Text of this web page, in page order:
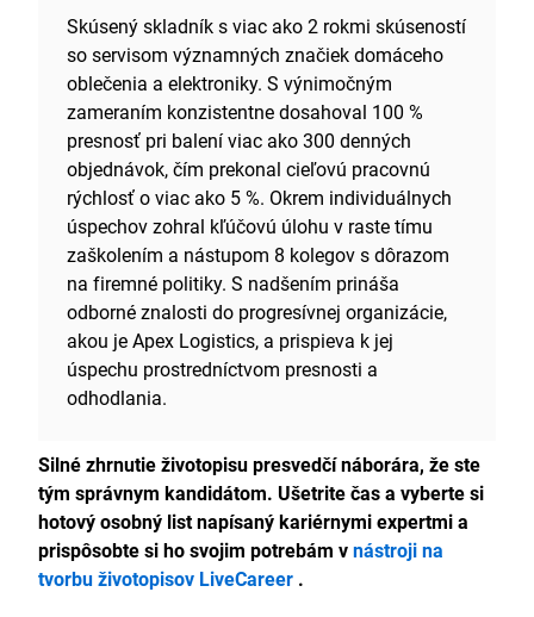
Riadenie zásob
Jazda na vysokozdvižnom vozíku
Softvér Bright Warehouse od spoločnosti
Deposco
Riadenie času
Školenie zamestnancov
Súlad s bezpečnostnými predpismi
Tímová práca
Vedenie záznamov
Jazyky
Poľština (stredne pokročilá)
Francúzština (základná)
Vzdelávanie
Luton Academy, Luton, Spojené kráľovstvo
Skúsený skladník s viac ako 2 rokmi skúseností
so servisom významných značiek domáceho
oblečenia a elektroniky. S výnimočným
zameraním konzistentne dosahoval 100 %
presnosť pri balení viac ako 300 denných
objednávok, čím prekonal cieľovú pracovnú
rýchlosť o viac ako 5 %. Okrem individuálnych
úspechov zohral kľúčovú úlohu v raste tímu
zaškolením a nástupom 8 kolegov s dôrazom
na firemné politiky. S nadšením prináša
odborné znalosti do progresívnej organizácie,
akou je Apex Logistics, a prispieva k jej
úspechu prostredníctvom presnosti a
odhodlania.
Silné zhrnutie životopisu presvedčí náborára, že ste
tým správnym kandidátom. Ušetrite čas a vyberte si
hotový osobný list napísaný kariérnymi expertmi a
prispôsobte si ho svojim potrebám vnástroji na
tvorbu životopisov LiveCareer .